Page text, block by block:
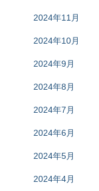
2024年11月
2024年10月
2024年9月
2024年8月
2024年7月
2024年6月
2024年5月
2024年4月